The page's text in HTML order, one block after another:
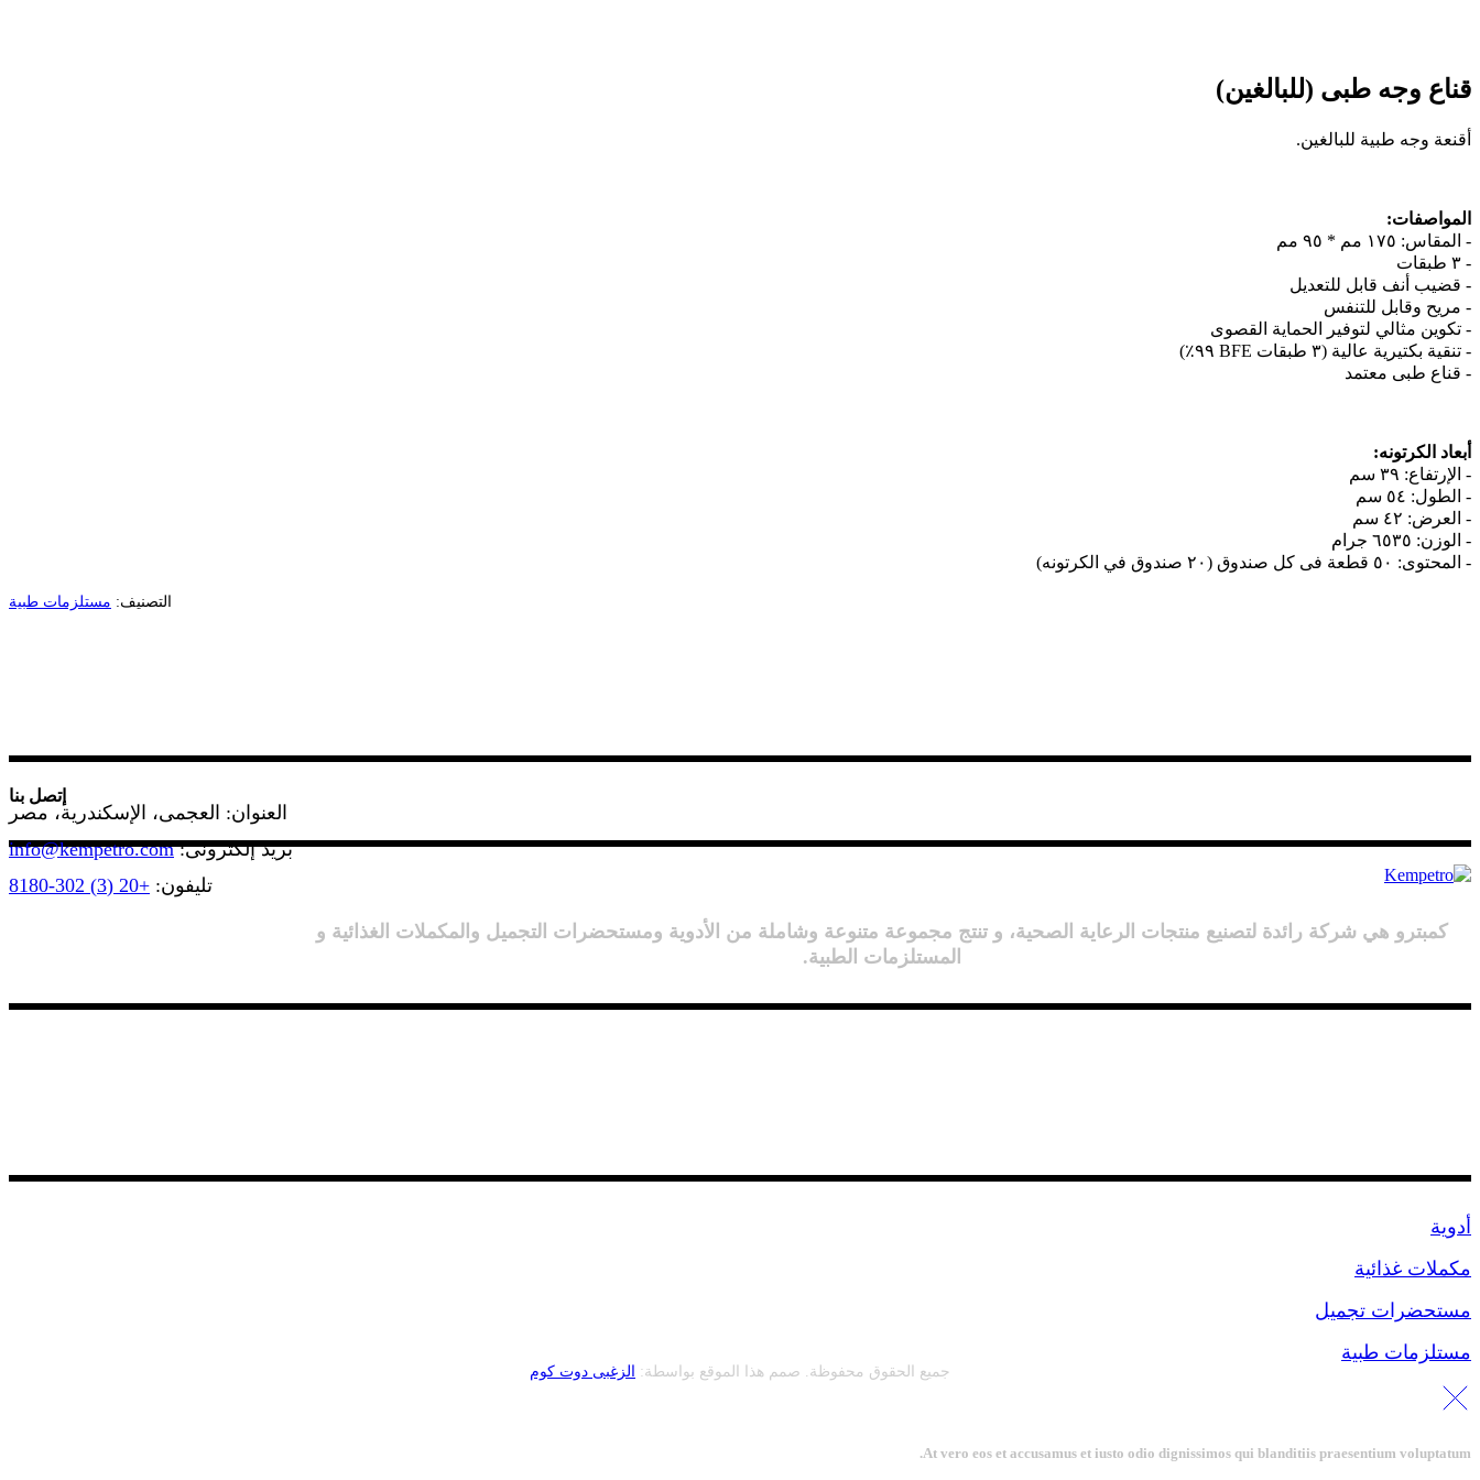
قناع وجه طبى (للبالغين)
أقنعة وجه طبية للبالغين.
المواصفات:
- المقاس: ١٧٥ مم * ٩٥ مم
- ٣ طبقات
- قضيب أنف قابل للتعديل
- مريح وقابل للتنفس
- تكوين مثالي لتوفير الحماية القصوى
- تنقية بكتيرية عالية (٣ طبقات BFE ٩٩٪)
- قناع طبى معتمد
أبعاد الكرتونه:
- الإرتفاع: ٣٩ سم
- الطول: ٥٤ سم
- العرض: ٤٢ سم
- الوزن: ٦٥٣٥ جرام
- المحتوى: ٥٠ قطعة فى كل صندوق (٢٠ صندوق في الكرتونه)
التصنيف: مستلزمات طبية
إتصل بنا
العنوان: العجمى، الإسكندرية، مصر
بريد إلكترونى:info@kempetro.com
تليفون: +20 (3) 302-8180
كمبترو هي شركة رائدة لتصنيع منتجات الرعاية الصحية، و تنتج مجموعة متنوعة وشاملة من الأدوية ومستحضرات التجميل والمكملات الغذائية و
المستلزمات الطبية.
أدوية
مكملات غذائية
مستحضرات تجميل
مستلزمات طبية
جميع الحقوق محفوظة. صمم هذا الموقع بواسطة: الزغبى دوت كوم
At vero eos et accusamus et iusto odio dignissimos qui blanditiis praesentium voluptatum.